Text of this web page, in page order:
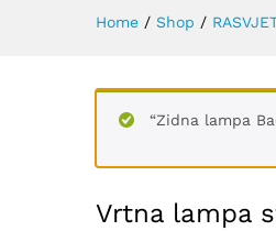
Home / Shop /
“Zidna lampa
Vrtna lampa